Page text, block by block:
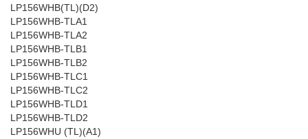
LP156WHB(TL)(D2)
LP156WHB-TLA1
LP156WHB-TLA2
LP156WHB-TLB1
LP156WHB-TLB2
LP156WHB-TLC1
LP156WHB-TLC2
LP156WHB-TLD1
LP156WHB-TLD2
LP156WHU (TL)(A1)